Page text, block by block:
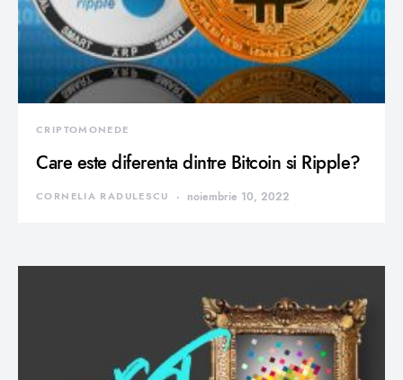
CRIPTOMONEDE
Care este diferenta dintre Bitcoin si Ripple?
CORNELIA RADULESCU noiembrie 10, 2022